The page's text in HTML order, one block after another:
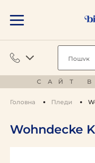
САЙТ
Головна Пледи
Wohndecke